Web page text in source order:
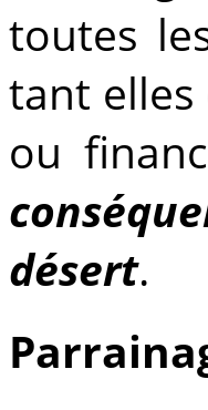
toutes
tant elles
ou
désert.